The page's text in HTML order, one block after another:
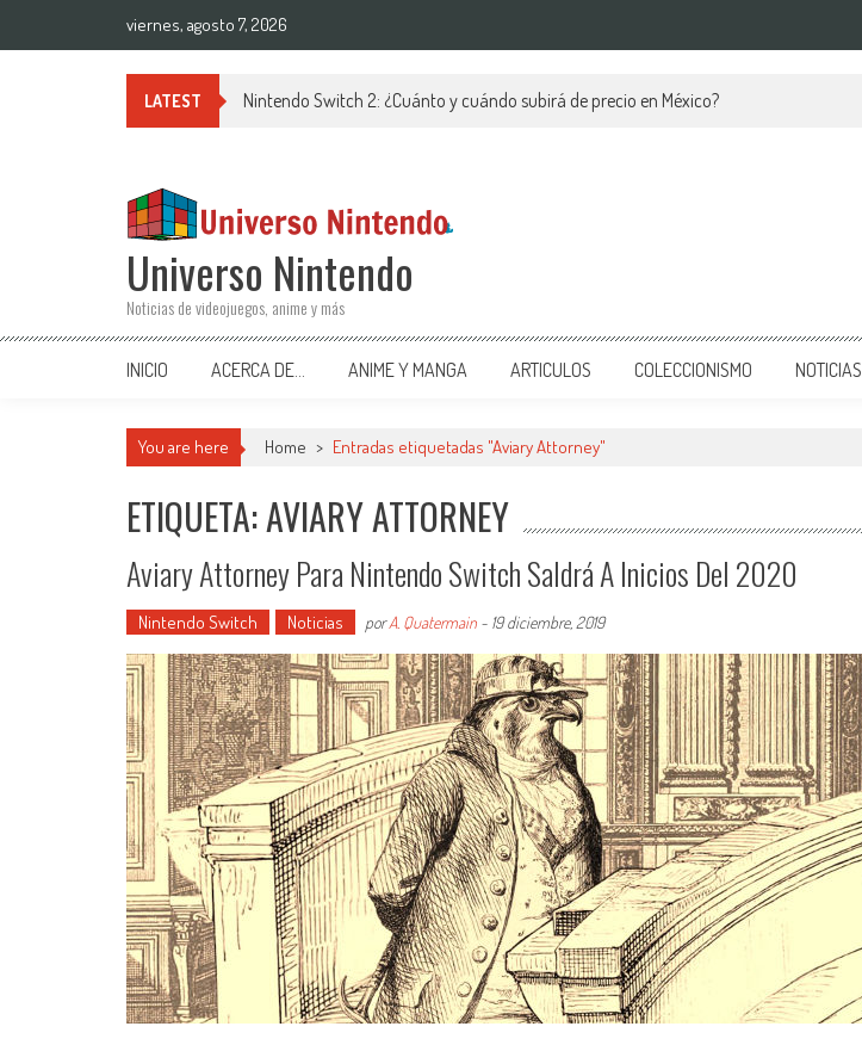
viernes, agosto 7, 2026
LATEST Nintendo Switch 2: ¿Cuánto y cuándo subirá de precio en México?
Universo Nintendo
Noticias de videojuegos, anime y más
INICIO ACERCA DE… ANIME Y MANGA ARTICULOS COLECCIONISMO NOTICIAS
You are here Home > Entradas etiquetadas "Aviary Attorney"
ETIQUETA: AVIARY ATTORNEY
Aviary Attorney Para Nintendo Switch Saldrá A Inicios Del 2020
Nintendo Switch Noticias porA. Quatermain - 19 diciembre, 2019